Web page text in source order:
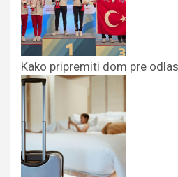
Kako pripremiti dom pre